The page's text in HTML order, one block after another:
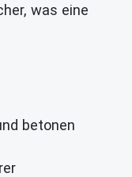
was eine
betonen